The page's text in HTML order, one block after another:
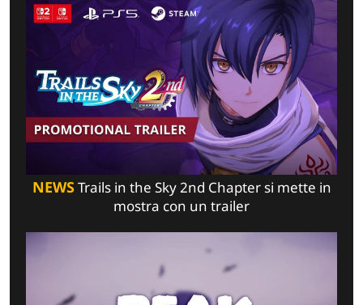
NEWSTrails in the Sky 2nd Chapter si mette in
mostra con un trailer